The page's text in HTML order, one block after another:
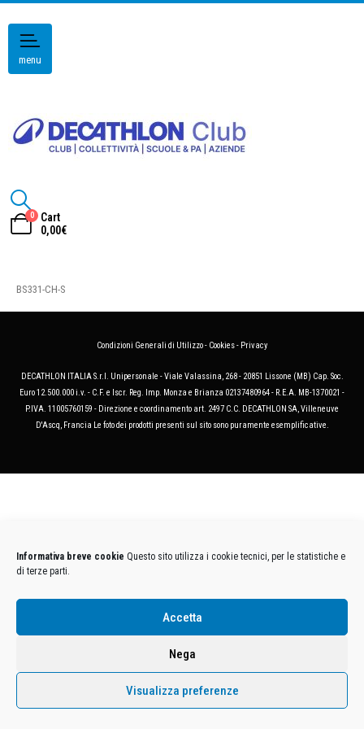
Informativa breve cookie Questo sito utilizza i cookie tecnici, per le statistiche e
di terze parti.
Accetta
Nega
Visualizza preferenze
menu
0
Cart
0,00€
BS331-CH-S
Condizioni Generali di Utilizzo- Cookies- Privacy
DECATHLON ITALIA S.r.l. Unipersonale - Viale Valassina, 268 - 20851 Lissone (MB) Cap. Soc.
Euro 12.500.000 i.v. - C.F. e Iscr. Reg. Imp. Monza e Brianza 02137480964 - R.E.A. MB-1370021 -
P.IVA. 11005760159 - Direzione e coordinamento art. 2497 C.C. DECATHLON SA, Villeneuve
D'Ascq, Francia Le foto dei prodotti presenti sul sito sono puramente esemplificative.